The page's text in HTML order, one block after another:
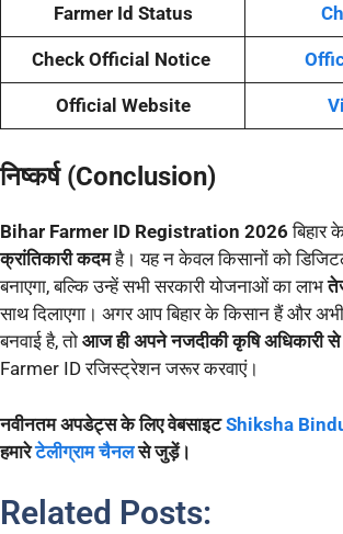
Farmer Id Status
Check Official Notice
Official Website
निष्कर्ष (Conclusion)
Bihar Farmer ID Registration 2026बिहार
क्रांतिकारी कदमहै। यह न केवल किसानों को
बनाएगा, बल्कि उन्हें सभी सरकारी योजनाओं का लाभ
साथ दिलाएगा। अगर आप बिहार के किसान हैं और
बनवाई है, तो आज ही अपने नजदीकी कृषि अधिकारी
Farmer ID रजिस्ट्रेशन जरूर करवाएं।
नवीनतम अपडेट्स के लिए वेबसाइटShiksha
हमारेटेलीग्राम चैनल से जुड़ें।
Related Posts: